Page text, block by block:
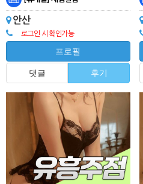
안산
로그인 시 확인가능
프로필
댓글 후기